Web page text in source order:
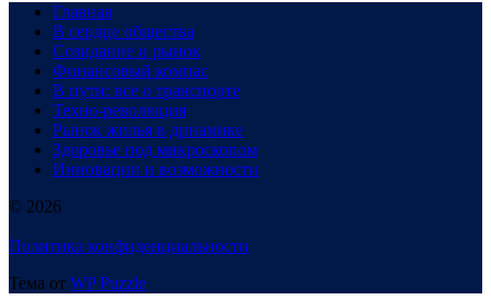
Главная
В сердце общества
Созидание и рынок
Финансовый компас
В пути: все о транспорте
Техно-революция
Рынок жилья в динамике
Здоровье под микроскопом
Инновации и возможности
© 2026
Политика конфиденциальности
Тема от WP Puzzle